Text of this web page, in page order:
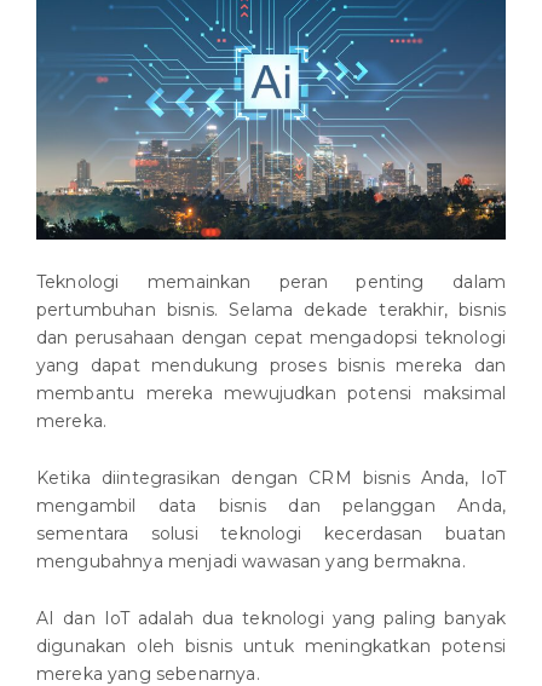
Teknologi memainkan peran penting dalam
pertumbuhan bisnis. Selama dekade terakhir, bisnis
dan perusahaan dengan cepat mengadopsi teknologi
yang dapat mendukung proses bisnis mereka dan
membantu mereka mewujudkan potensi maksimal
mereka.
Ketika diintegrasikan dengan CRM bisnis Anda, IoT
mengambil data bisnis dan pelanggan Anda,
sementara solusi teknologi kecerdasan buatan
mengubahnya menjadi wawasan yang bermakna.
AI dan IoT adalah dua teknologi yang paling banyak
digunakan oleh bisnis untuk meningkatkan potensi
mereka yang sebenarnya.